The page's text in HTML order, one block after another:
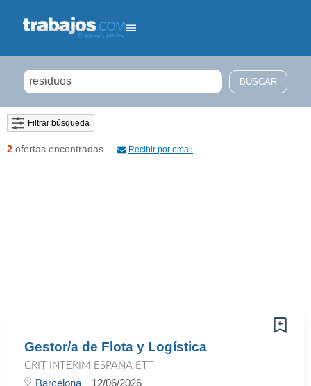
Filtrar búsqueda
2 ofertas encontradas Recibir por email
Gestor/a de Flota y Logística
CRIT INTERIM ESPAÑA ETT
Barcelona 12/06/2026